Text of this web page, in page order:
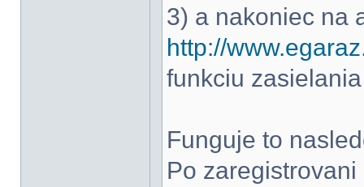
3) a nakoniec na
http://
funkciu
Funguje to
Po